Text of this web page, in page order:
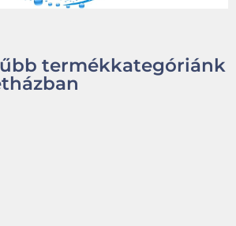
termékkategóriánk